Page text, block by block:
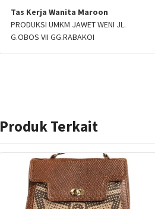
Tas Kerja Wanita Maroon
PRODUKSI UMKM JAWET WENI JL.
G.OBOS VII GG.RABAKOI
Produk Terkait